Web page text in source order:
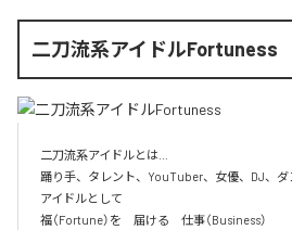
二刀流系アイドルFortuness
二刀流系アイドルとは…
踊り手、タレント、YouTuber、女優、DJ、ダ
アイドルとして
福（Fortune）を　届ける　仕事（Business）